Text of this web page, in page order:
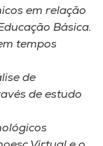
em relação
Básica.
tempos
de
de estudo